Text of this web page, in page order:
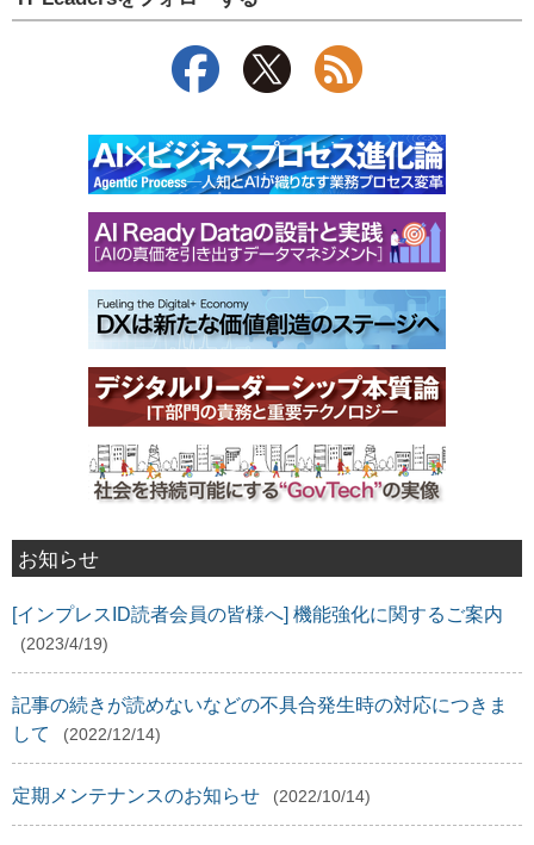
お知らせ
[インプレスID読者会員の皆様へ] 機能強化に関するご案内
(2023/4/19)
記事の続きが読めないなどの不具合発生時の対応につきま
して
(2022/12/14)
定期メンテナンスのお知らせ (2022/10/14)